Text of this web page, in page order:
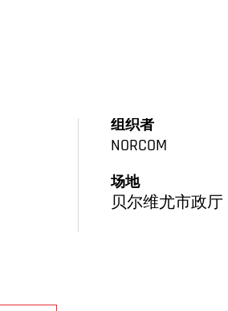
组织者
NORCOM
场地
贝尔维尤市政厅